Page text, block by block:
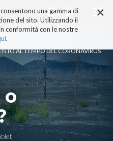
×
una gamma di
del sito. Utilizzando il
conformità con le nostre
.
AL TEMPO DEL CORONAVIRUS
o